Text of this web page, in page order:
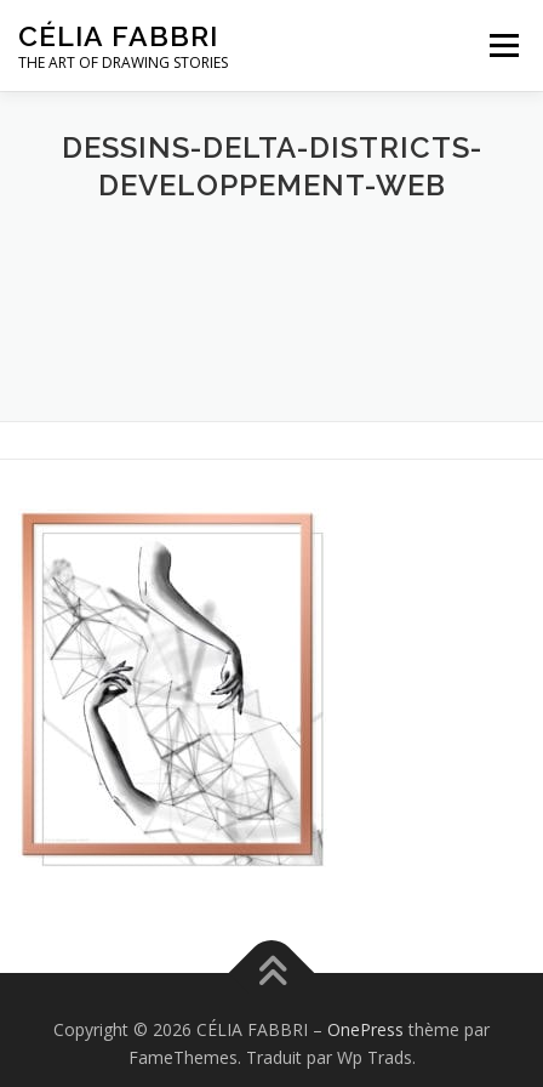
contenu
CÉLIA FABBRI
THE ART OF DRAWING STORIES
Menu
PROJETS POUR LA JOAILLERIE
DESSINS-DELTA-DISTRICTS-
DEVELOPPEMENT-WEB
Copyright © 2026 CÉLIA FABBRI – OnePress thème par
FameThemes. Traduit par Wp Trads.